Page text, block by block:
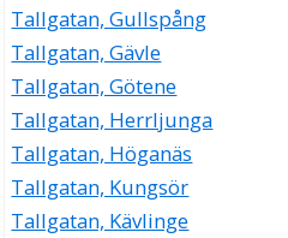
Tallgatan, Gullspång
Tallgatan, Gävle
Tallgatan, Götene
Tallgatan, Herrljunga
Tallgatan, Höganäs
Tallgatan, Kungsör
Tallgatan, Kävlinge